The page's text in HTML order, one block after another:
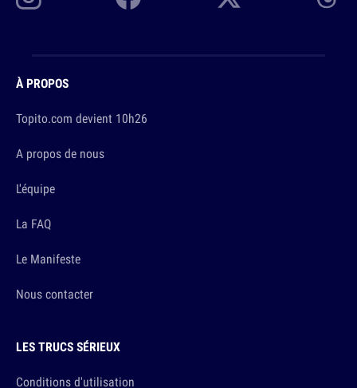
À PROPOS
Topito.com devient 10h26
A propos de nous
L'équipe
La FAQ
Le Manifeste
Nous contacter
LES TRUCS SÉRIEUX
Conditions d'utilisation